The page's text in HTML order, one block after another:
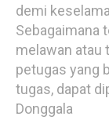
demi
Sebagaimana
melawan atau
petugas yang
tugas, dapat
Donggala